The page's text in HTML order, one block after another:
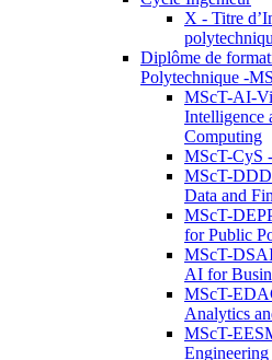
X - Titre
Diplôme de
Polytechnique -
MScT-AI-
Intelligence
Computing
MScT-CyS
MScT-
Data and
MScT-
for Public
MScT-
AI for
MScT-
Analytics
MScT-